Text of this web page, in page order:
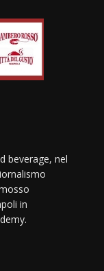
beverage, nel
in